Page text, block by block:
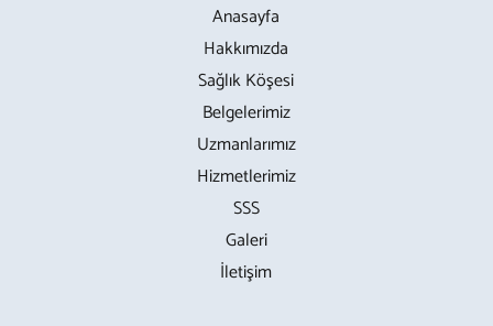
Anasayfa
Hakkımızda
Sağlık Köşesi
Belgelerimiz
Uzmanlarımız
Hizmetlerimiz
SSS
Galeri
İletişim